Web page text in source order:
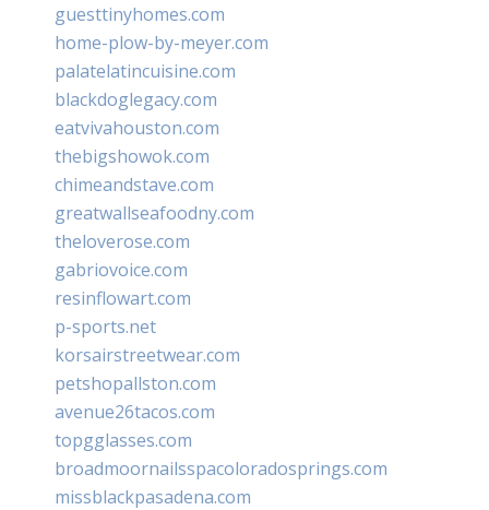
guesttinyhomes.com
home-plow-by-meyer.com
palatelatincuisine.com
blackdoglegacy.com
eatvivahouston.com
thebigshowok.com
chimeandstave.com
greatwallseafoodny.com
theloverose.com
gabriovoice.com
resinflowart.com
p-sports.net
korsairstreetwear.com
petshopallston.com
avenue26tacos.com
topgglasses.com
broadmoornailsspacoloradosprings.com
missblackpasadena.com